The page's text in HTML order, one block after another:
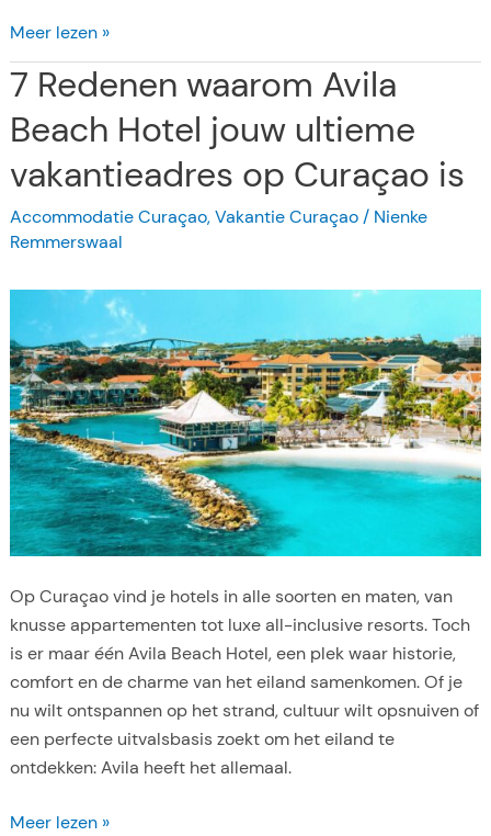
2
0
2
6
P
a
s
e
n
o
C
r
c
a
o
(
2
0
2
6
Meer lezen »
7 Redenen waarom Avila
Beach Hotel jouw ultieme
vakantieadres op Curaçao is
Accommodatie Curaçao,Vakantie Curaçao/ Nienke
Remmerswaal
Op Curaçao vind je hotels in alle soorten en maten, van
knusse appartementen tot luxe all-inclusive resorts. Toch
is er maar één Avila Beach Hotel, een plek waar historie,
comfort en de charme van het eiland samenkomen. Of je
nu wilt ontspannen op het strand, cultuur wilt opsnuiven of
een perfecte uitvalsbasis zoekt om het eiland te
ontdekken: Avila heeft het allemaal.
7
Meer lezen »